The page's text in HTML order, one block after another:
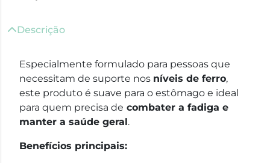
Descrição
Especialmente formulado para pessoas que
necessitam de suporte nos níveis de ferro,
este produto é suave para o estômago e ideal
para quem precisa de combater a fadiga e
manter a saúde geral.
Benefícios principais: